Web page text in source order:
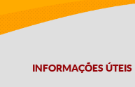
INFORMAÇÕES ÚTEIS